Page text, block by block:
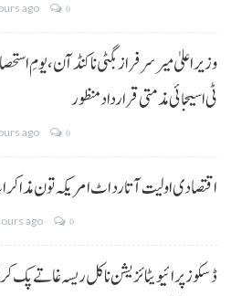
ago 0
وزیراعلیٰ میر سرفراز بگٹی نا کنڈ آن،یومِ
ٹی اسیجائی مذمتی قرارداد منظور
ago 0
اقتصادی اولیت آتا رد اٹ امریکہ تون
ago 0
ڈسکوز پرائیویٹائزیشن نا کل ریسہ غاتے پک